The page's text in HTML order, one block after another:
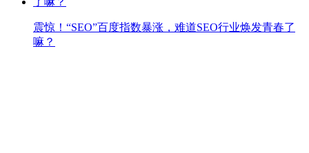
震惊！“SEO”百度指数暴涨，难道SEO行业焕发青春了
嘛？